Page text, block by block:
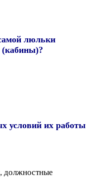
люльки
(кабины)?
условий их работы
должностные